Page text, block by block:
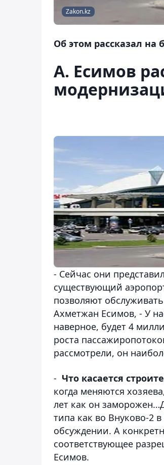
Zakon.kz
Об этом рассказал
А. Есимов
- Сейчас они
существующий
позволяют
Ахметжан Есимов, - У
наверное, будет 4
роста
рассмотрели, он
- Что касается
когда меняются
лет как он
типа как во Внуково-2
обсуждении. А
соответствующее
Есимов.